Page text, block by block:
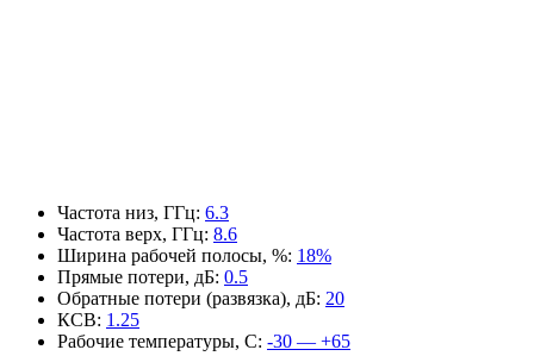
Частота низ, ГГц: 6.3
Частота верх, ГГц: 8.6
Ширина рабочей полосы, %: 18%
Прямые потери, дБ: 0.5
Обратные потери (развязка), дБ: 20
КСВ: 1.25
Рабочие температуры, С: -30 — +65